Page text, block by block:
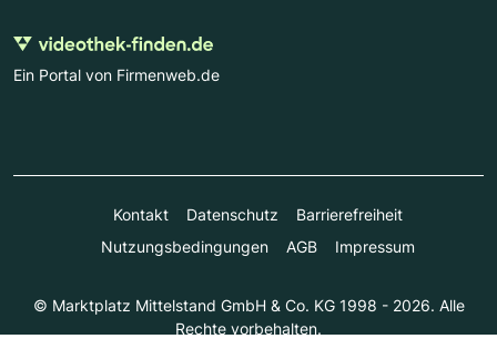
Ein Portal von Firmenweb.de
Kontakt Datenschutz
Barrierefreiheit
Nutzungsbedingungen
AGB Impressum
© Marktplatz Mittelstand GmbH & Co. KG 1998 - 2026. Alle
Rechte vorbehalten.